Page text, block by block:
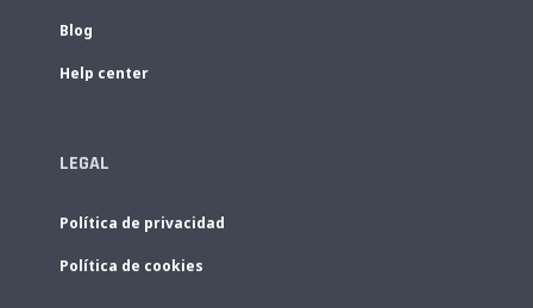
Blog
Help center
LEGAL
Política de privacidad
Política de cookies